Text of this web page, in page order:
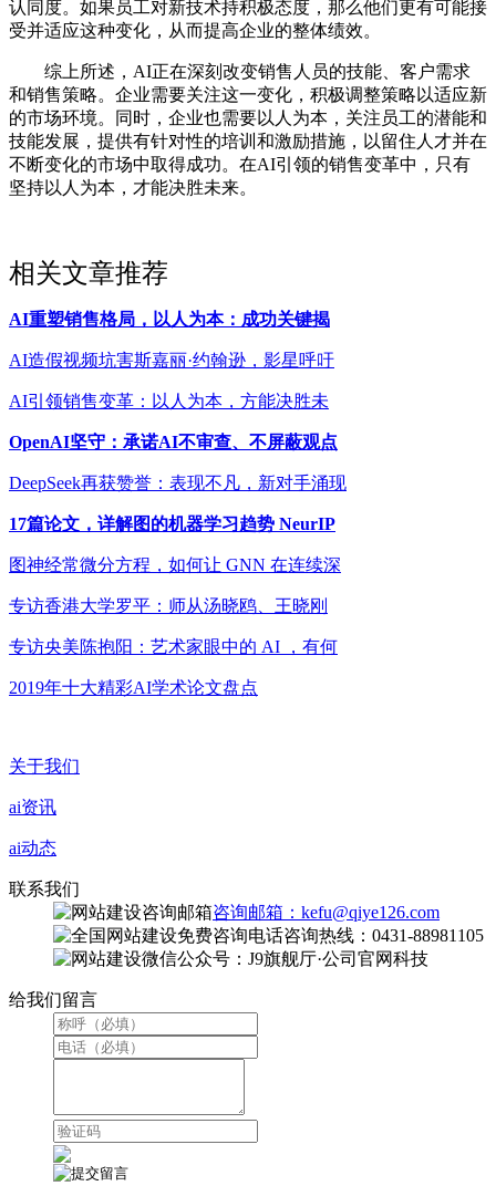
认同度。如果员工对新技术持积极态度，那么他们更有可能接
受并适应这种变化，从而提高企业的整体绩效。
综上所述，AI正在深刻改变销售人员的技能、客户需求
和销售策略。企业需要关注这一变化，积极调整策略以适应新
的市场环境。同时，企业也需要以人为本，关注员工的潜能和
技能发展，提供有针对性的培训和激励措施，以留住人才并在
不断变化的市场中取得成功。在AI引领的销售变革中，只有
坚持以人为本，才能决胜未来。
相关文章推荐
AI重塑销售格局，以人为本：成功关键揭
AI造假视频坑害斯嘉丽·约翰逊，影星呼吁
AI引领销售变革：以人为本，方能决胜未
OpenAI坚守：承诺AI不审查、不屏蔽观点
DeepSeek再获赞誉：表现不凡，新对手涌现
17篇论文，详解图的机器学习趋势 NeurIP
图神经常微分方程，如何让 GNN 在连续深
专访香港大学罗平：师从汤晓鸥、王晓刚
专访央美陈抱阳：艺术家眼中的 AI ，有何
2019年十大精彩AI学术论文盘点
关于我们
ai资讯
ai动态
联系我们
咨询邮箱：kefu@qiye126.com
咨询热线：0431-88981105
微信公众号：J9旗舰厅·公司官网科技
给我们留言